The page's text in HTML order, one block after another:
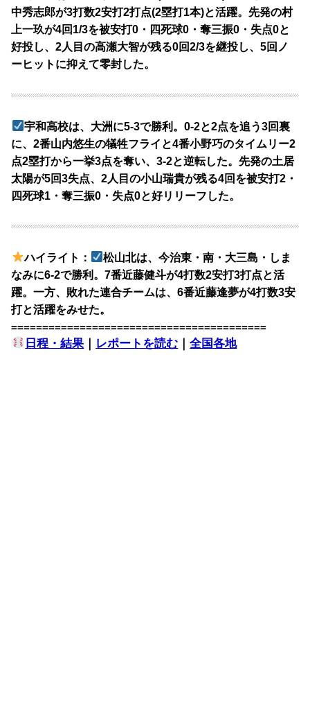
中秀志郎が3打数2安打2打点(2塁打1本)と活躍。先発の村
上一玖が4回1/3を被安打0・四死球0・奪三振0・失点0と
好投し、2人目の高瀬大智が残る0回2/3を継投し、5回ノ
ーヒットに抑えて零封した。
宇和高校は、大洲に5-3で勝利。0-2と2点を追う3回裏
に、2番山内悠生の犠牲フライと4番小野巧のタイムリー2
点2塁打から一挙3点を奪い、3-2と逆転した。先発の土居
太陽が5回3失点、2人目の小山瑞貴が残る4回を被安打2・
四死球1・奪三振0・失点0と好リリーフした。
ハイライト：
松山北は、今治東・南・大三島・しま
なみに6-2で勝利。7番近藤健斗が4打数2安打3打点と活
躍。一方、敗れた連合チームは、6番近藤逢夢が4打数3安
打と活躍をみせた。
=========================================
日程・結果 ｜ レポートを読む ｜全国各地